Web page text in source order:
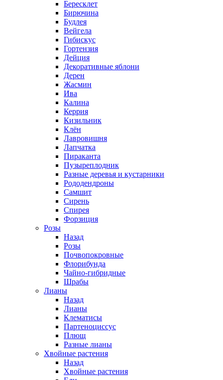
Бересклет
Бирючина
Будлея
Вейгела
Гибискус
Гортензия
Дейция
Декоративные яблони
Дерен
Жасмин
Ива
Калина
Керрия
Кизильник
Клён
Лавровишня
Лапчатка
Пираканта
Пузыреплодник
Разные деревья и кустарники
Рододендроны
Самшит
Сирень
Спирея
Форзиция
Розы
Назад
Розы
Почвопокровные
Флорибунда
Чайно-гибридные
Шрабы
Лианы
Назад
Лианы
Клематисы
Партеноциссус
Плющ
Разные лианы
Хвойные растения
Назад
Хвойные растения